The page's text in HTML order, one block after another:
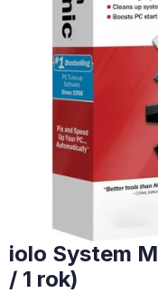
iolo System
/ 1 rok)